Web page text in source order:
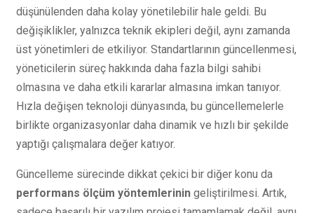
düşünülenden daha kolay yönetilebilir hale geldi. Bu
değişiklikler, yalnızca teknik ekipleri değil, aynı zamanda
üst yönetimleri de etkiliyor. Standartlarının güncellenmesi,
yöneticilerin süreç hakkında daha fazla bilgi sahibi
olmasına ve daha etkili kararlar almasına imkan tanıyor.
Hızla değişen teknoloji dünyasında, bu güncellemelerle
birlikte organizasyonlar daha dinamik ve hızlı bir şekilde
yaptığı çalışmalara değer katıyor.
Güncelleme sürecinde dikkat çekici bir diğer konu da
performans ölçüm yöntemlerinin geliştirilmesi. Artık,